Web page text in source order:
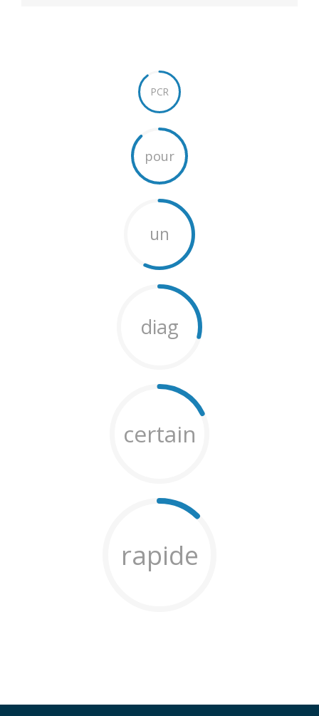
PCR
pour
un
diag
certain
rapide